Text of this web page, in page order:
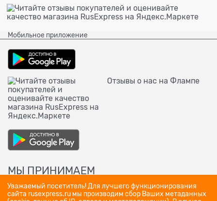
Мобильное приложение
Отзывы о нас на Флампе
МЫ ПРИНИМАЕМ
Уважаемый посетитель! Для лучшего функционирования
сайта rusexpress.ru мы производим сбор Ваших метаданных